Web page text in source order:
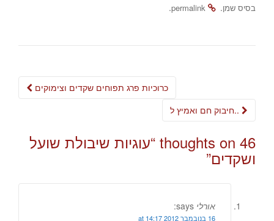
בסיס שמן.
permalink
.
Post
כרוכיות פרג תפוחים שקדים וצימוקים
חיבוק חם ואמיץ ל..
46 thoughts on “ עוגיות שיבולת שועל
ושקדים”
אורלי says:
16 בנובמבר 2012 at 14:17